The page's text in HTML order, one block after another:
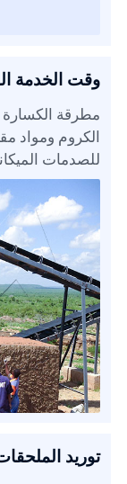
وقت الخدمة
الكروم ومواد
للصدمات
توريد